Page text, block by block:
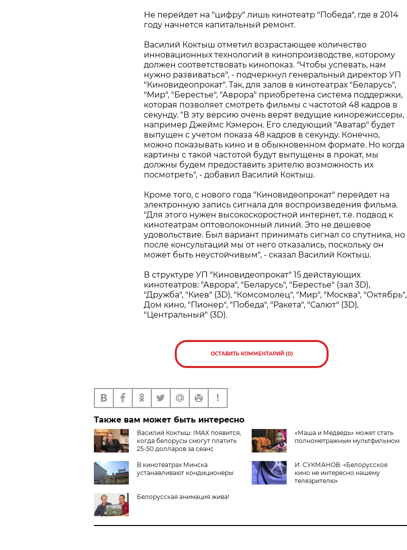
Не перейдет на "цифру" лишь кинотеатр "Победа", где в 2014
году начнется капитальный ремонт.
Василий Коктыш отметил возрастающее количество
инновационных технологий в кинопроизводстве, которому
должен соответствовать кинопоказ. "Чтобы успевать, нам
нужно развиваться", - подчеркнул генеральный директор УП
"Киновидеопрокат". Так, для залов в кинотеатрах "Беларусь",
"Мир", "Берестье", "Аврора" приобретена система поддержки,
которая позволяет смотреть фильмы с частотой 48 кадров в
секунду. "В эту версию очень верят ведущие кинорежиссеры,
например Джеймс Кэмерон. Его следующий "Аватар" будет
выпущен с учетом показа 48 кадров в секунду. Конечно,
можно показывать кино и в обыкновенном формате. Но когда
картины с такой частотой будут выпущены в прокат, мы
должны будем предоставить зрителю возможность их
посмотреть", - добавил Василий Коктыш.
Кроме того, с нового года "Киновидеопрокат" перейдет на
электронную запись сигнала для воспроизведения фильма.
"Для этого нужен высокоскоростной интернет, т.е. подвод к
кинотеатрам оптоволоконный линий. Это не дешевое
удовольствие. Был вариант принимать сигнал со спутника, но
после консультаций мы от него отказались, поскольку он
может быть неустойчивым", - сказал Василий Коктыш.
В структуре УП "Киновидеопрокат" 15 действующих
кинотеатров: "Аврора", "Беларусь", "Берестье" (зал 3D),
"Дружба", "Киев" (3D), "Комсомолец", "Мир", "Москва", "Октябрь",
Дом кино, "Пионер", "Победа", "Ракета", "Салют" (3D),
"Центральный" (3D).
ОСТАВИТЬ КОММЕНТАРИЙ (0)
Также вам может быть интересно
Василий Коктыш: IMAX появится,
когда белорусы смогут платить
25-50 долларов за сеанс
«Маша и Медведь» может стать
полнометражным мультфильмом
В кинотеатрах Минска
устанавливают кондиционеры
И. СУКМАНОВ: «Белорусское
кино не интересно нашему
телезрителю»
Белорусская анимация жива!